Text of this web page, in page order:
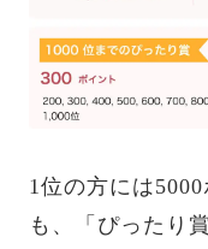
1位の方には
も、「ぴったり